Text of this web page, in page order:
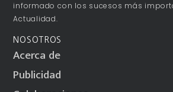
informado con los sucesos más
Actualidad.
NOSOTROS
Acerca de
Publicidad